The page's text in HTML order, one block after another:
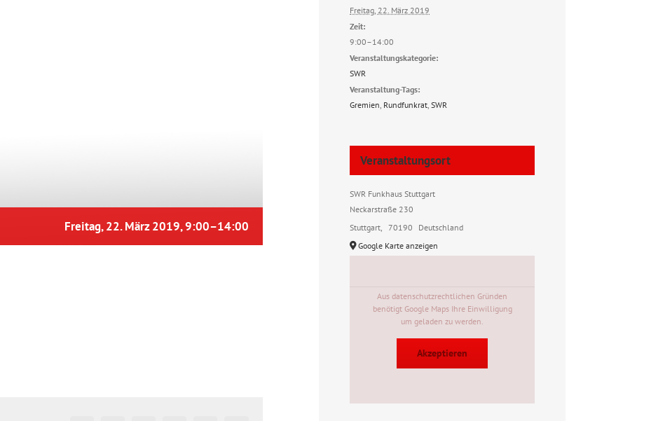
Freitag, 22. März 2019, 9:00–14:00
Freitag, 22. März 2019
Zeit:
9:00–14:00
Veranstaltungskategorie:
SWR
Veranstaltung-Tags:
Gremien Rundfunkrat SWR
Veranstaltungsort
SWR Funkhaus Stuttgart
Neckarstraße 230
Stuttgart
70190
Deutschland
Google Karte anzeigen
Aus datenschutzrechtlichen Gründen
benötigt Google Maps Ihre Einwilligung
um geladen zu werden.
Akzeptieren